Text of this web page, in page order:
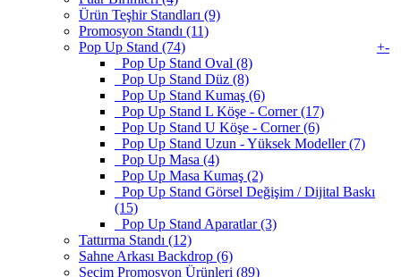
Ürün Teşhir Standları (9)
Promosyon Standı (11)
Pop Up Stand (74)
+-
Pop Up Stand Oval (8)
Pop Up Stand Düz (8)
Pop Up Stand Kumaş (6)
Pop Up Stand L Köşe - Corner (17)
Pop Up Stand U Köşe - Corner (6)
Pop Up Stand Uzun - Yüksek Modeller (7)
Pop Up Masa (4)
Pop Up Masa Kumaş (2)
Pop Up Stand Görsel Değişim / Dijital Baskı
(15)
Pop Up Stand Aparatlar (3)
Tattırma Standı (12)
Sahne Arkası Backdrop (6)
Seçim Promosyon Ürünleri (89)